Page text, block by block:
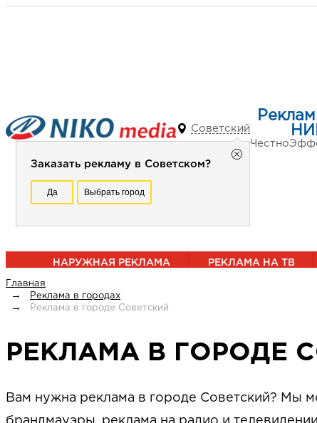
Советский
Заказать рекламу в Советском?
Да Выбрать город
Честно
НАРУЖНАЯ РЕКЛАМА РЕКЛАМА НА ТВ
Главная
Реклама в городах
Реклама в городе Советский
РЕКЛАМА В ГОРОДЕ
Вам нужна реклама в городе Советский?
брандмауэры, реклама на радио и